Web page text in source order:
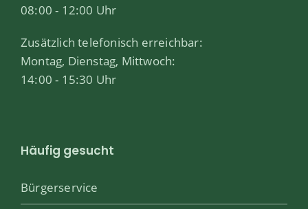
08:00 - 12:00 Uhr
Zusätzlich telefonisch erreichbar:
Montag, Dienstag, Mittwoch:
14:00 - 15:30 Uhr
Häufig gesucht
Bürgerservice